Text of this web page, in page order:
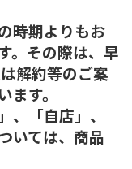
時期よりもお
。その際は、早
解約等のご案
す。
「自店」、
いては、商品